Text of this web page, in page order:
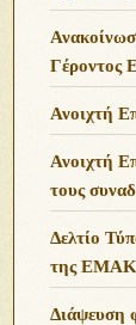
Γέροντος
Ανοιχτή
Ανοιχτή
τους
Δελτίο
της ΕΜΑΚ
Διάψευση